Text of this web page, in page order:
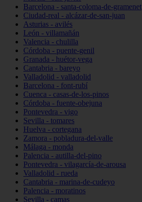
Barcelona - santa-coloma-de-gramenet
Ciudad-real - alcázar-de-san-juan
Asturias - avilés
León - villamañán
Valencia - chulilla
Córdoba - puente-genil
Granada - huétor-vega
Cantabria - bareyo
Valladolid - valladolid
Barcelona - font-rubí
Cuenca - casas-de-los-pinos
Córdoba - fuente-obejuna
Pontevedra - vigo
Sevilla - tomares
Huelva - cortegana
Zamora - pobladura-del-valle
Málaga - monda
Palencia - autilla-del-pino
Pontevedra - vilagarcía-de-arousa
Valladolid - rueda
Cantabria - marina-de-cudeyo
Palencia - moratinos
Sevilla - camas